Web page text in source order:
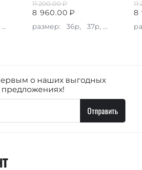
38р, 39р, 40р
11 200.00₽
8 960.00 ₽
размер: 36р, 37р, 38р,
8
о наших выгодных
предложениях!
Отправить